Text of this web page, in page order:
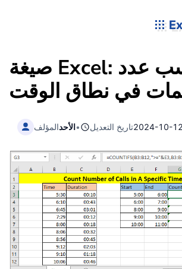
صيغة Excel: احسب عدد
في نطاق الوقت
المؤلفالأحد• تاريخ التعديل2024-10-12